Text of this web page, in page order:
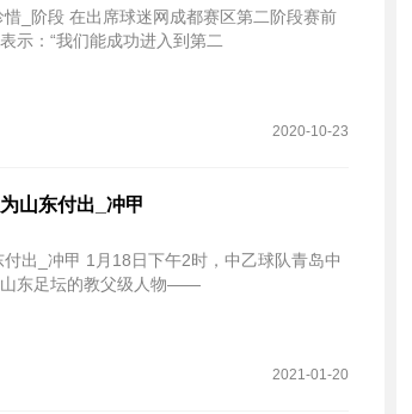
惜_阶段 在出席球迷网成都赛区第二阶段赛前
表示：“我们能成功进入到第二
2020-10-23
山东付出_冲甲
出_冲甲 1月18日下午2时，中乙球队青岛中
山东足坛的教父级人物——
2021-01-20